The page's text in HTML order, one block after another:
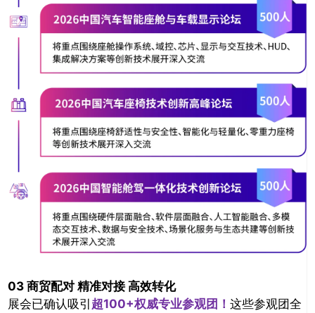
03 商贸配对 精准对接 高效转化
展会已确认吸引 超100+权威专业参观团！ 这些参观团全